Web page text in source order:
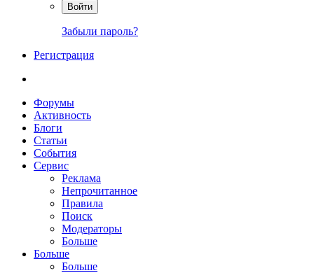
Войти
Забыли пароль?
Регистрация
Форумы
Активность
Блоги
Статьи
События
Сервис
Реклама
Непрочитанное
Правила
Поиск
Модераторы
Больше
Больше
Больше